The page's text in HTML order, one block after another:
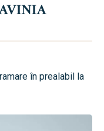
în prealabil la